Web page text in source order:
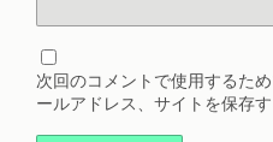
次回のコメントで使用するた
ールアドレス、サイトを保存す